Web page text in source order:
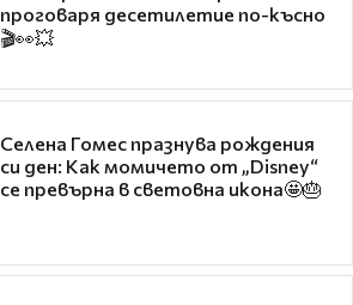
проговаря десетилетие по-късно
🎬👀💥
Селена Гомес празнува рождения
си ден: Как момичето от „Disney“
се превърна в световна икона🤩🎂